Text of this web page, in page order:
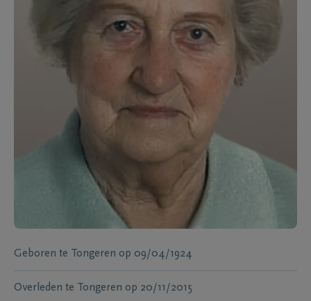
Geboren te Tongeren op 09/04/1924
Overleden te Tongeren op 20/11/2015